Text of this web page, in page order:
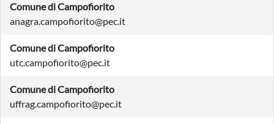
Comune di Campofiorito
anagra.campofiorito@pec.it
Comune di Campofiorito
utc.campofiorito@pec.it
Comune di Campofiorito
uffrag.campofiorito@pec.it